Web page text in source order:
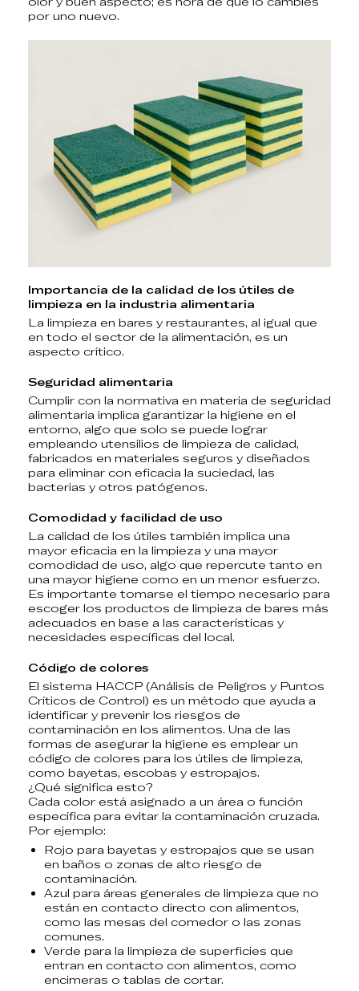
por uno nuevo.
Importancia de la calidad de los útiles de
limpieza en la industria alimentaria
La limpieza en bares y restaurantes, al igual que
en todo el sector de la alimentación, es un
aspecto crítico.
Seguridad alimentaria
Cumplir con la normativa en materia de seguridad
alimentaria implica garantizar la higiene en el
entorno, algo que solo se puede lograr
empleando utensilios de limpieza de calidad,
fabricados en materiales seguros y diseñados
para eliminar con eficacia la suciedad, las
bacterias y otros patógenos.
Comodidad y facilidad de uso
La calidad de los útiles también implica una
mayor eficacia en la limpieza y una mayor
comodidad de uso, algo que repercute tanto en
una mayor higiene como en un menor esfuerzo.
Es importante tomarse el tiempo necesario para
escoger los productos de limpieza de bares más
adecuados en base a las características y
necesidades específicas del local.
Código de colores
El sistema HACCP (Análisis de Peligros y Puntos
Críticos de Control) es un método que ayuda a
identificar y prevenir los riesgos de
contaminación en los alimentos. Una de las
formas de asegurar la higiene es emplear un
código de colores para los útiles de limpieza,
como bayetas, escobas y estropajos.
¿Qué significa esto?
Cada color está asignado a un área o función
específica para evitar la contaminación cruzada.
Por ejemplo:
Rojo para bayetas y estropajos que se usan
en baños o zonas de alto riesgo de
contaminación.
Azul para áreas generales de limpieza que no
están en contacto directo con alimentos,
como las mesas del comedor o las zonas
comunes.
Verde para la limpieza de superficies que
entran en contacto con alimentos, como
encimeras o tablas de cortar.